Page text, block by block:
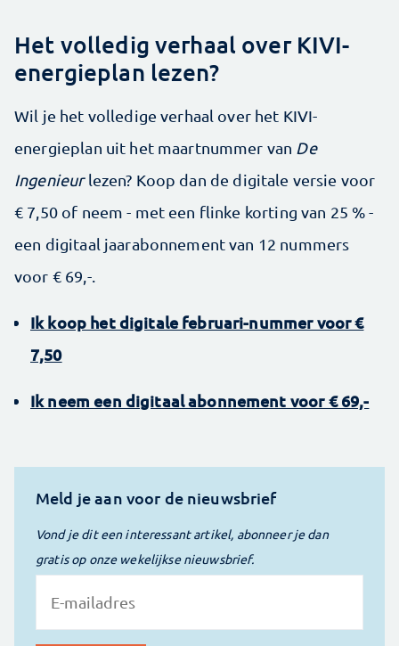
Het volledig verhaal over KIVI-
energieplan lezen?
Wil je het volledige verhaal over het KIVI-
energieplan uit het maartnummer van De
Ingenieurlezen? Koop dan de digitale versie voor
€ 7,50 of neem - met een flinke korting van 25 % -
een digitaal jaarabonnement van 12 nummers
voor € 69,-.
Ik koop het digitale februari-nummer voor €
7,50
Ik neem een digitaal abonnement voor € 69,-
Meld je aan voor de nieuwsbrief
Vond je dit een interessant artikel, abonneer je dan
gratis op onze wekelijkse nieuwsbrief.